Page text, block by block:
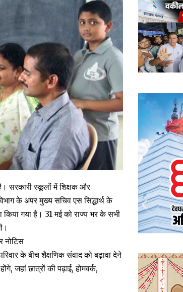
सरकारी स्कूलों में शिक्षक और
के अपर मुख्य सचिव एस सिद्धार्थ के
गया है। 31 मई को राज्य भर के सभी
नोटिस
के बीच शैक्षणिक संवाद को बढ़ावा देने
जहां छात्रों की पढ़ाई, होमवर्क,